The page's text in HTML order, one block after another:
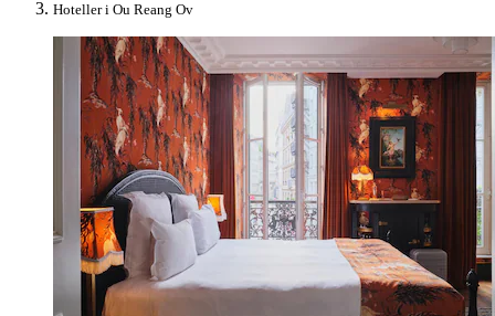
Hoteller i Ou Reang Ov